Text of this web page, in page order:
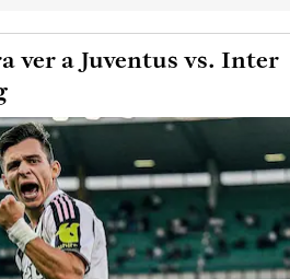
ver a Juventus vs. Inter